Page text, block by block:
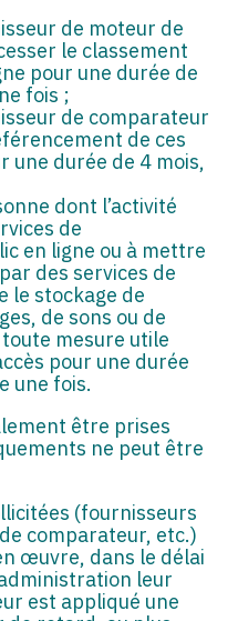
de moteur de
le classement
pour une durée de
fois ;
de comparateur
de ces
une durée de 4 mois,
dont l’activité
de
en ligne ou à mettre
des services de
le stockage de
de sons ou de
mesure utile
pour une durée
une fois.
être prises
ne peut être
(fournisseurs
comparateur, etc.)
œuvre, dans le délai
leur
est appliqué une